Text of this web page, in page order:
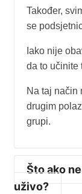
Također,
se
Iako nije
da to učinite
Na taj način
drugim
grupi.
Što ako
uživo?